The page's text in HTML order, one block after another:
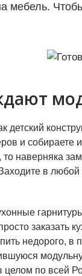
мебель.
детский
и собираете
наверняка
в любой
заказать
недорого,
по всей